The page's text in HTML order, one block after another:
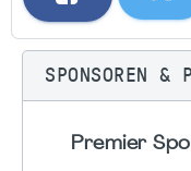
SPONSOREN &
Premier